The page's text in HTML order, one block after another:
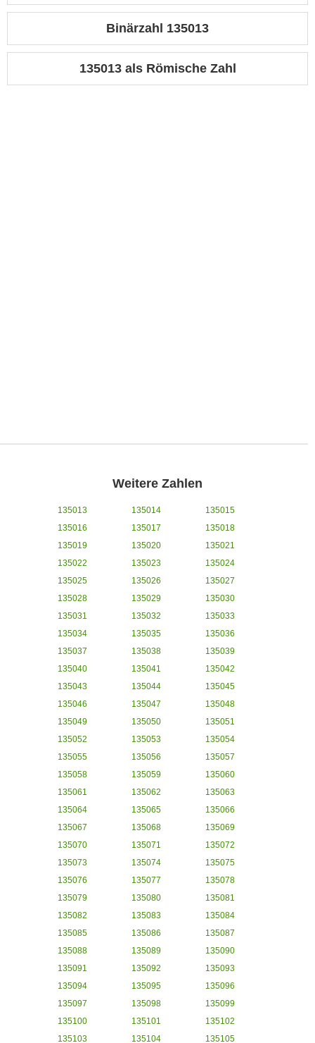
Binärzahl 135013
135013 als Römische Zahl
Weitere Zahlen
135013 135014
135015
135016
135017
135018
135019
135020
135021
135022
135023
135024
135025
135026
135027
135028
135029
135030
135031
135032
135033
135034
135035
135036
135037
135038
135039
135040
135041
135042
135043
135044
135045
135046
135047
135048
135049
135050
135051
135052
135053
135054
135055
135056
135057
135058
135059
135060
135061
135062
135063
135064
135065
135066
135067
135068
135069
135070
135071
135072
135073
135074
135075
135076
135077
135078
135079
135080
135081
135082
135083
135084
135085
135086
135087
135088
135089
135090
135091
135092
135093
135094
135095
135096
135097
135098
135099
135100
135101
135102
135103
135104 135105